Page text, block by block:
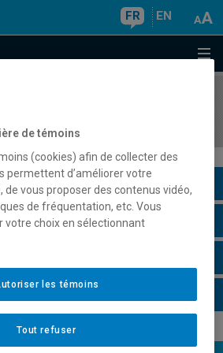
FR EN
de témoins
(cookies) afin de collecter des
permettent d’améliorer votre
de vous proposer des contenus vidéo,
de fréquentation, etc. Vous
votre choix en sélectionnant
Tout refuser
les témoins